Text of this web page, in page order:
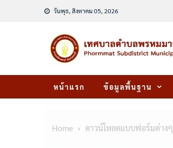
วันพุธ, สิงหาคม 05, 2026
หน้าแรก ข้อมูลพื้นฐาน
Home ดาวน์โหลดแบบฟอร์มต่างๆ